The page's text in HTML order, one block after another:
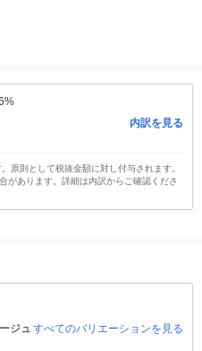
内訳を見る
原則として税抜金額に対し付与されます。
があります。詳細は内訳からご確認くださ
ジュ すべてのバリエーションを見る